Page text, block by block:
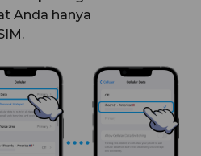
Anda hanya